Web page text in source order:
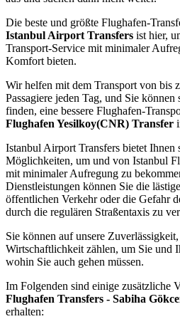
Die beste und größte Flughafen-
Istanbul Airport Transfers ist hier,
Transport-Service mit minimaler
Komfort bieten.
Wir helfen mit dem Transport von bis
Passagiere jeden Tag, und Sie können
finden, eine bessere Flughafen-
Flughafen Yesilkoy(CNR) Transfer
Istanbul Airport Transfers bietet Ihnen
Möglichkeiten, um und von Istanbul
mit minimaler Aufregung zu
Dienstleistungen können Sie die
öffentlichen Verkehr oder die Gefahr
durch die regulären Straßentaxis zu
Sie können auf unsere
Wirtschaftlichkeit zählen, um Sie und
wohin Sie auch gehen müssen.
Im Folgenden sind einige zusätzliche
Flughafen Transfers - Sabiha
erhalten: